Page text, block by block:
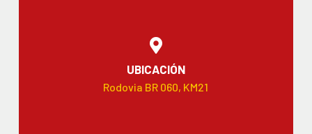
UBICACIÓN
Rodovia BR 060, KM21